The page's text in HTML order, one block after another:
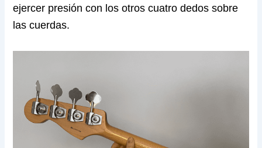
ejercer presión con los otros cuatro dedos sobre
las cuerdas.